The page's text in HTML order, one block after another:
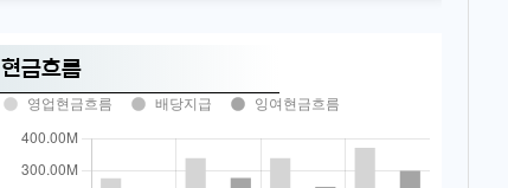
현금흐름
영업현금흐름 배당지급 잉여현금흐름